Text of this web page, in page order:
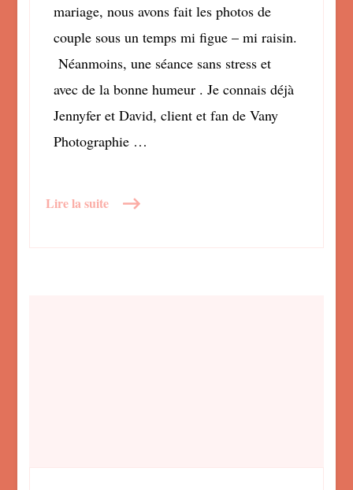
mariage, nous avons fait les photos de
couple sous un temps mi figue – mi raisin.
Néanmoins, une séance sans stress et
avec de la bonne humeur . Je connais déjà
Jennyfer et David, client et fan de Vany
Photographie …
Lire la suite